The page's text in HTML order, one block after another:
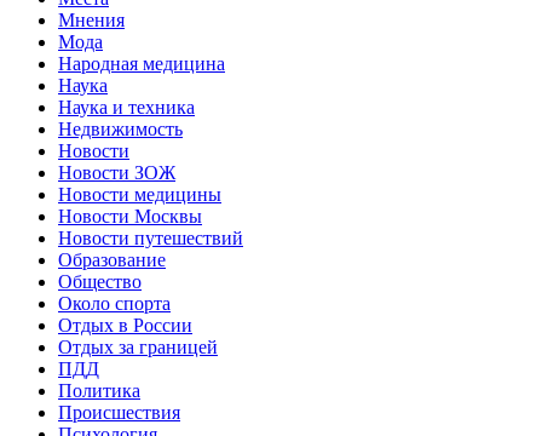
Мнения
Мода
Народная медицина
Наука
Наука и техника
Недвижимость
Новости
Новости ЗОЖ
Новости медицины
Новости Москвы
Новости путешествий
Образование
Общество
Около спорта
Отдых в России
Отдых за границей
ПДД
Политика
Происшествия